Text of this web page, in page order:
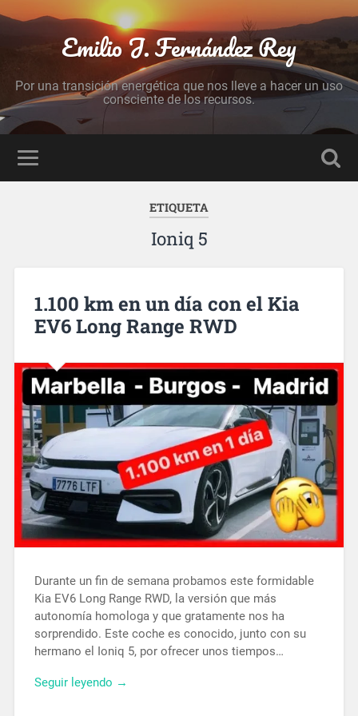
Emilio J. Fernández Rey
Por una transición energética que nos lleve a hacer un uso
consciente de los recursos.
ETIQUETA
Ioniq 5
1.100 km en un día con el Kia
EV6 Long Range RWD
Durante un fin de semana probamos este formidable
Kia EV6 Long Range RWD, la versión que más
autonomía homologa y que gratamente nos ha
sorprendido. Este coche es conocido, junto con su
hermano el Ioniq 5, por ofrecer unos tiempos…
Seguir leyendo →